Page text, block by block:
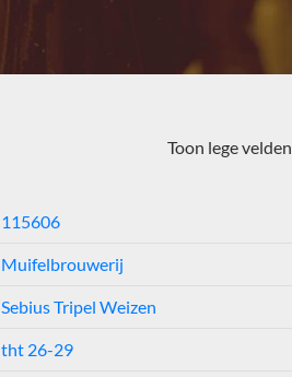
Toon lege velden
115606
Muifelbrouwerij
Sebius Tripel Weizen
tht 26-29